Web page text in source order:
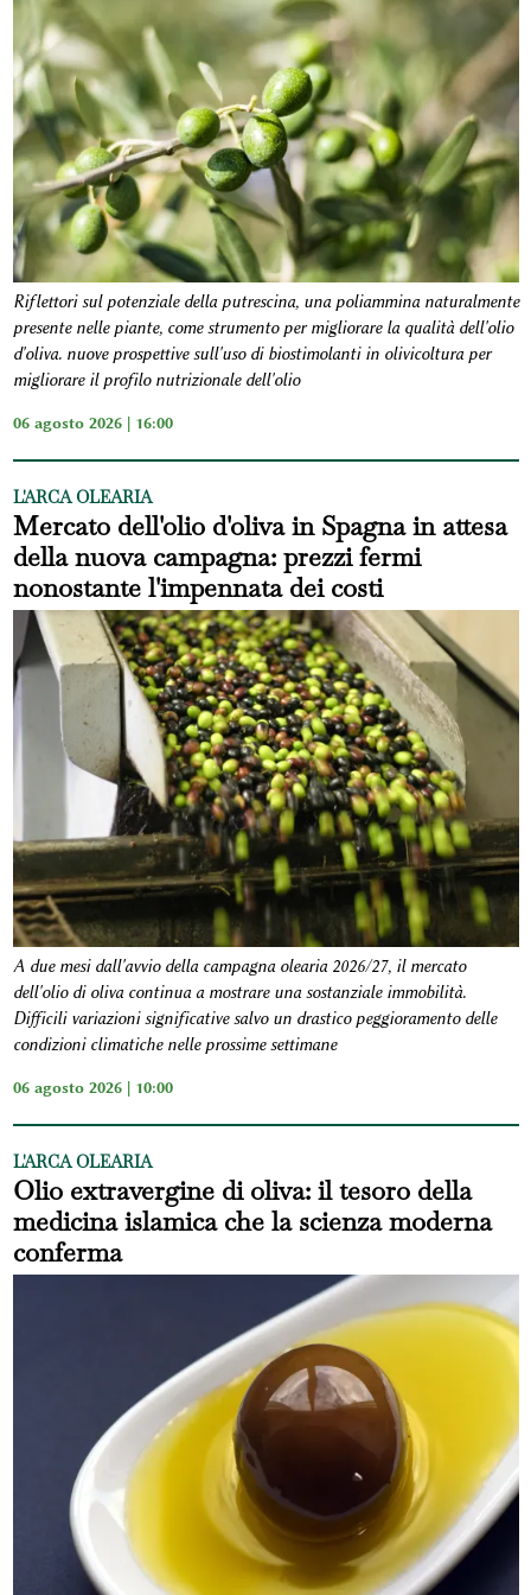
Riflettori sul potenziale della putrescina, una poliammina naturalmente
presente nelle piante, come strumento per migliorare la qualità dell'olio
d'oliva. nuove prospettive sull'uso di biostimolanti in olivicoltura per
migliorare il profilo nutrizionale dell'olio
06 agosto 2026 | 16:00
L'ARCA OLEARIA
Mercato dell'olio d'oliva in Spagna in attesa
della nuova campagna: prezzi fermi
nonostante l'impennata dei costi
A due mesi dall'avvio della campagna olearia 2026/27, il mercato
dell'olio di oliva continua a mostrare una sostanziale immobilità.
Difficili variazioni significative salvo un drastico peggioramento delle
condizioni climatiche nelle prossime settimane
06 agosto 2026 | 10:00
L'ARCA OLEARIA
Olio extravergine di oliva: il tesoro della
medicina islamica che la scienza moderna
conferma